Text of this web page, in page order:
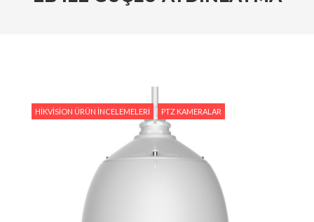
#Hikvision AI Teknolojileri ile Güvenlikte Yeni
#Yapay Zeka Destekli Kamera Sistemlerinin
#Hikvision Akıllı Video İzleme: Özellikler ve
HIKVISION ÜRÜN İNCELEMELERI PTZ KAMERALAR